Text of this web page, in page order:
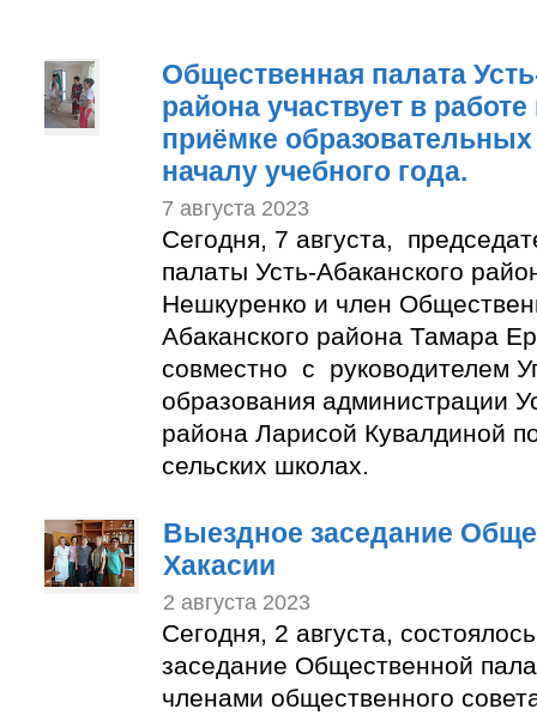
Общественная палата
района участвует в
приёмке образовательных
началу учебного года.
7 августа 2023
Сегодня, 7 августа,
палаты Усть-Абаканского
Нешкуренко и член
Абаканского района Тамара
совместно с руководителем
образования администрации
района Ларисой Кувалдиной
сельских школах.
Выездное заседание
Хакасии
2 августа 2023
Сегодня, 2 августа,
заседание Общественной
членами общественного